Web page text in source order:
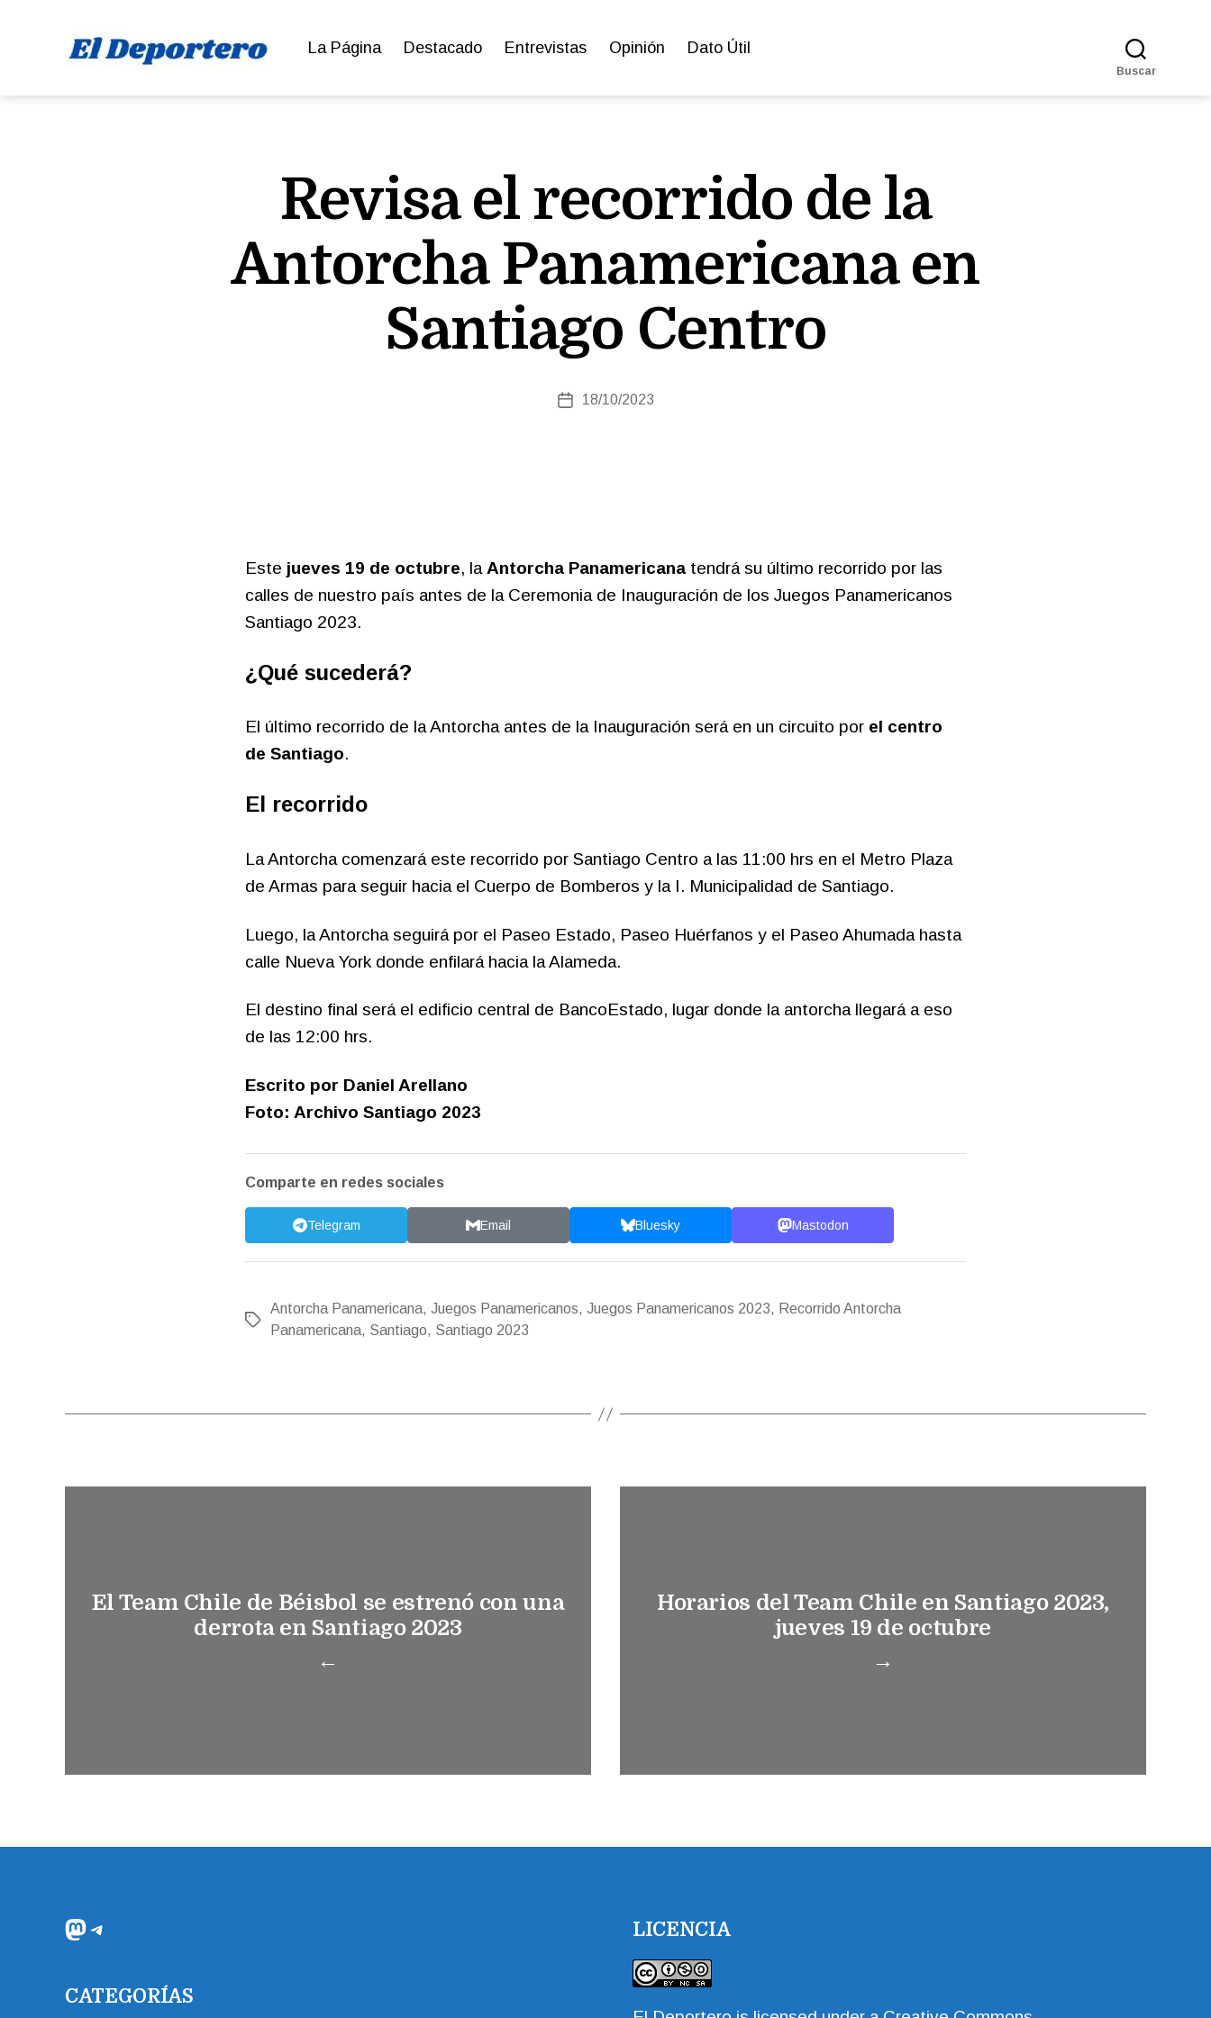
Deportero
La Página Destacado Entrevistas Opinión Dato Útil
Buscar
Revisa el recorrido de la
Antorcha Panamericana en
Santiago Centro
Fecha18/10/2023
Este jueves 19 de octubre, la Antorcha Panamericanatendrá su último recorrido por las
calles de nuestro país antes de la Ceremonia de Inauguración de los Juegos Panamericanos
Santiago 2023.
¿Qué sucederá?
El último recorrido de la Antorcha antes de la Inauguración será en un circuito por el centro
de Santiago.
El recorrido
La Antorcha comenzará este recorrido por Santiago Centro a las 11:00 hrs en el Metro Plaza
de Armas para seguir hacia el Cuerpo de Bomberos y la I. Municipalidad de Santiago.
Luego, la Antorcha seguirá por el Paseo Estado, Paseo Huérfanos y el Paseo Ahumada hasta
calle Nueva York donde enfilará hacia la Alameda.
El destino final será el edificio central de BancoEstado, lugar donde la antorcha llegará a eso
de las 12:00 hrs.
Escrito por Daniel Arellano
Foto: Archivo Santiago 2023
Comparte en redes sociales
Telegram Email Bluesky Mastodon
Etiquetas
Antorcha Panamericana, Juegos Panamericanos, Juegos Panamericanos 2023, Recorrido Antorcha
Panamericana, Santiago, Santiago 2023
←
El Team Chile de Béisbol se estrenó con una
derrota en Santiago 2023
→
Horarios del Team Chile en Santiago 2023,
jueves 19 de octubre
Mastodon
Telegram
CATEGORÍAS
LICENCIA